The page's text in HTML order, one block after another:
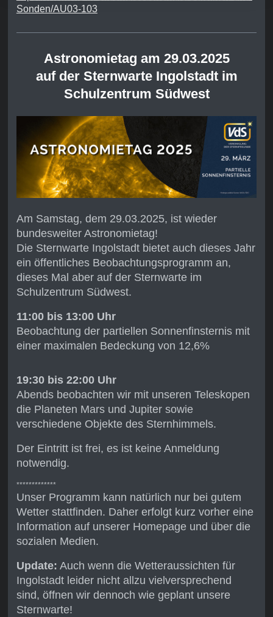
Sonden/AU03-103
Astronomietag am 29.03.2025
auf der Sternwarte Ingolstadt im
Schulzentrum Südwest
Am Samstag, dem 29.03.2025, ist wieder
bundesweiter Astronomietag!
Die Sternwarte Ingolstadt bietet auch dieses Jahr
ein öffentliches Beobachtungsprogramm an,
dieses Mal aber auf der Sternwarte im
Schulzentrum Südwest.
11:00 bis 13:00 Uhr
Beobachtung der partiellen Sonnenfinsternis mit
einer maximalen Bedeckung von 12,6%
19:30 bis 22:00 Uhr
Abends beobachten wir mit unseren Teleskopen
die Planeten Mars und Jupiter sowie
verschiedene Objekte des Sternhimmels.
Der Eintritt ist frei, es ist keine Anmeldung
notwendig.
*************
Unser Programm kann natürlich nur bei gutem
Wetter stattfinden. Daher erfolgt kurz vorher eine
Information auf unserer Homepage und über die
sozialen Medien.
Update: Auch wenn die Wetteraussichten für
Ingolstadt leider nicht allzu vielversprechend
sind, öffnen wir dennoch wie geplant unsere
Sternwarte!